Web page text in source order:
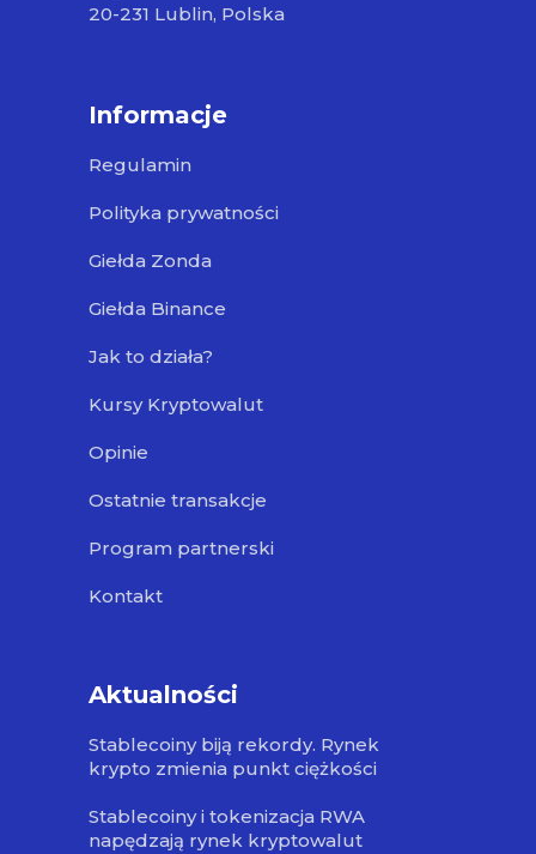
20-231 Lublin, Polska
Informacje
Regulamin
Polityka prywatności
Giełda Zonda
Giełda Binance
Jak to działa?
Kursy Kryptowalut
Opinie
Ostatnie transakcje
Program partnerski
Kontakt
Aktualności
Stablecoiny biją rekordy. Rynek
krypto zmienia punkt ciężkości
Stablecoiny i tokenizacja RWA
napędzają rynek kryptowalut